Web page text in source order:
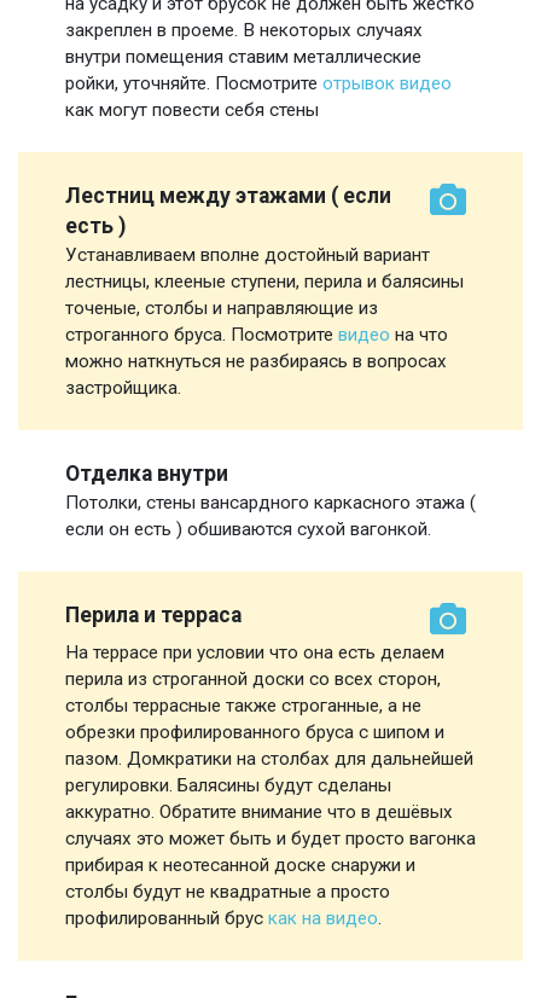
закреплен в проеме. В некоторых случаях
внутри помещения ставим металлические
ройки, уточняйте. Посмотрите отрывок видео
как могут повести себя стены
Лестниц между этажами ( если
есть )
Устанавливаем вполне достойный вариант
лестницы, клееные ступени, перила и балясины
точеные, столбы и направляющие из
строганного бруса. Посмотрите видео на что
можно наткнуться не разбираясь в вопросах
застройщика.
Отделка внутри
Потолки, стены вансардного каркасного этажа (
если он есть ) обшиваются сухой вагонкой.
Перила и терраса
На террасе при условии что она есть делаем
перила из строганной доски со всех сторон,
столбы террасные также строганные, а не
обрезки профилированного бруса с шипом и
пазом. Домкратики на столбах для дальнейшей
регулировки. Балясины будут сделаны
аккуратно. Обратите внимание что в дешёвых
случаях это может быть и будет просто вагонка
прибирая к неотесанной доске снаружи и
столбы будут не квадратные а просто
профилированный брус как на видео.